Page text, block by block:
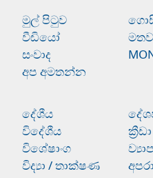
මුල් පිටුව
වීඩියෝ
සංවාද
අප අමතන්න
දේශීය
විදේශීය
ක්‍රීඩා
විශේෂාංග
විද්‍යා / තාක්ෂණ